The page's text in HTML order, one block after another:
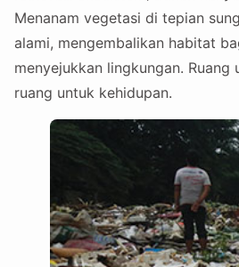
Menanam vegetasi di tepian
alami, mengembalikan habitat
menyejukkan lingkungan. Ruang
ruang untuk kehidupan.